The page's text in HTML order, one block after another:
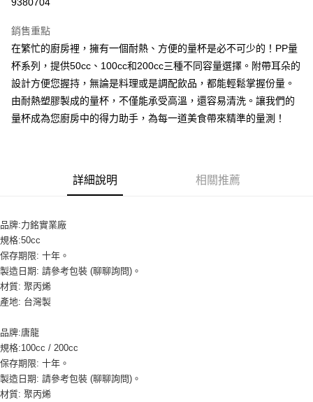
Apple Pay
街口支付
悠遊付
全盈+PAY
【關於「AFTEE先享後付」】
AFTEE先享後付是「在收到商品之後才付款」的支付方式。 讓您購物簡單
１．簡單：不需註冊會員、不需綁卡、不需儲值。
２．便利：只要手機號碼，簡訊認證，即可結帳。
３．安心：先確認商品／服務後，再付款。
【「AFTEE先享後付」結帳流程】
１．於結帳方式選擇「AFTEE先享後付」後，將跳轉至「AFTEE先享後付」
２．訂單成立數日內，您將收到繳費通知簡訊。
ATM／網路銀行／等多元方式進行付款，方視為交易完成。
※ 請注意：結帳手續完成當下不需立刻繳費，但若您需要取消訂單，請聯絡
購買商品的店家。未經商家同意取消之訂單仍視為有效，需透過AFTEE先享
後付繳納相關費用。
※ 交易是否成功請以「AFTEE先享後付 」之結帳頁面顯示為準，若有關於
是否繳費成功／繳費後需取消欲退款等相關疑問，請聯繫「AFTEE先享後付
運送方式
全家取貨付款-重量限制含紙箱10kg，請控制商品重量在9~9.5
kg
每筆NT$90，滿NT$990(含以上)免運費
9.5kg
每筆NT$90，滿NT$990(含以上)免運費
7-11取貨付款-重量限制含紙箱10kg，請控制商品重量在9~9.5
kg
銷售重點
在繁忙的廚房裡，擁有一個耐熱、方便的量杯是必不可少的！PP量
杯系列，提供50cc、100cc和200cc三種不同容量選擇。附帶耳朵的
設計方便您握持，無論是料理或是調配飲品，都能輕鬆掌握份量。
由耐熱塑膠製成的量杯，不僅能承受高溫，還容易清洗。讓我們的
量杯成為您廚房中的得力助手，為每一道美食帶來精準的量測！
詳細說明 相關推薦
品牌:力銘實業廠
規格:50cc
保存期限: 十年。
製造日期: 請參考包裝 (聊聊詢問)。
材質: 聚丙烯
產地: 台灣製
品牌:唐龍
規格:100cc / 200cc
保存期限: 十年。
製造日期: 請參考包裝 (聊聊詢問)。
材質: 聚丙烯